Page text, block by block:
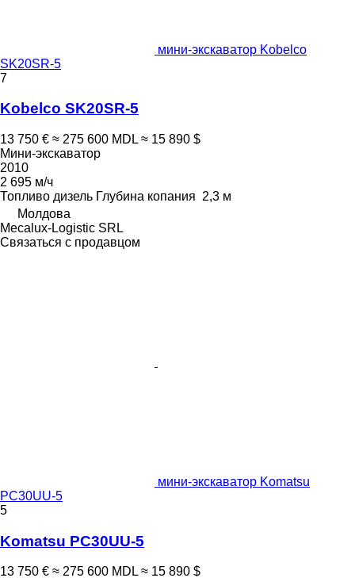
мини-экскаватор Kobelco
SK20SR-5
7
Kobelco SK20SR-5
13 750 € ≈ 275 600 MDL ≈ 15 890 $
Мини-экскаватор
2010
2 695 м/ч
Топливо дизель Глубина копания 2,3 м
Молдова
Mecalux-Logistic SRL
Связаться с продавцом
мини-экскаватор Komatsu
PC30UU-5
5
Komatsu PC30UU-5
13 750 € ≈ 275 600 MDL ≈ 15 890 $